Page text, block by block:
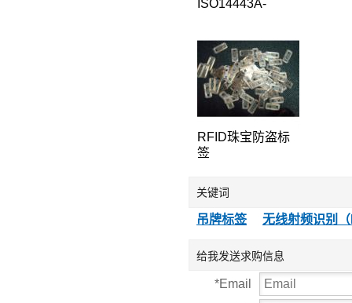
ISO14443A-
标签36*15MM
RFID珠宝防盗标
签
关键词
吊牌标签 无线射频识别
给我发送求购信息
*Email